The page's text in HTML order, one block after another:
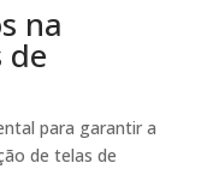
na
de
para garantir a
de telas de